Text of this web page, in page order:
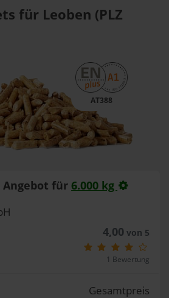
für Leoben (PLZ
AT388
Angebot für 6.000 kg
4,00 von 5
1 Bewertung
Gesamtpreis